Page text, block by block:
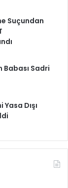
Suçundan
Babası Sadri
Dışı